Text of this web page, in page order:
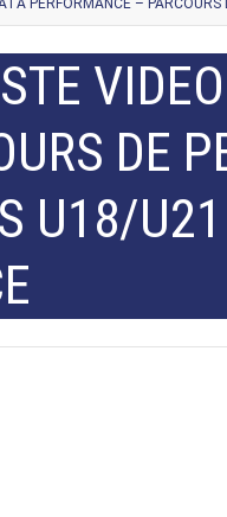
PERFORMANCE – PARCOURS
DE
U18/